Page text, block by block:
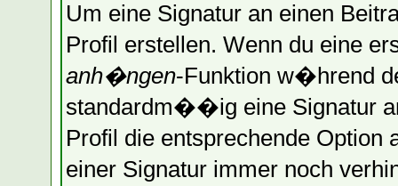
Um eine Signatur an einen
Profil erstellen. Wenn du eine
anh�ngen-Funktion w�hrend
standardm��ig eine Signatur
Profil die entsprechende
einer Signatur immer noch